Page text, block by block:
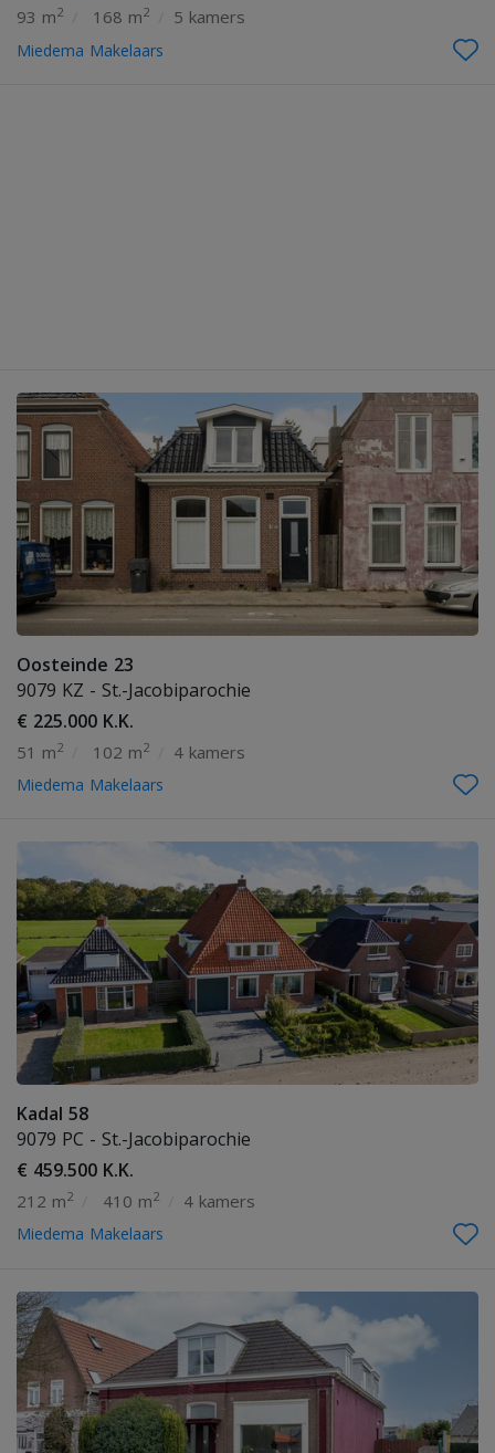
93 m2 168 m2 5 kamers
Miedema Makelaars
Oosteinde 23
9079 KZ - St.-Jacobiparochie
€ 225.000 K.K.
51 m 2 102 m 2 4 kamers
Miedema Makelaars
Kadal 58
9079 PC - St.-Jacobiparochie
€ 459.500 K.K.
212 m2 410 m2 4 kamers
Miedema Makelaars